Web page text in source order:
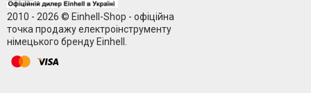
2010 - 2026 © Einhell-Shop - офіційна
точка продажу електроінструменту
німецького бренду Einhell.